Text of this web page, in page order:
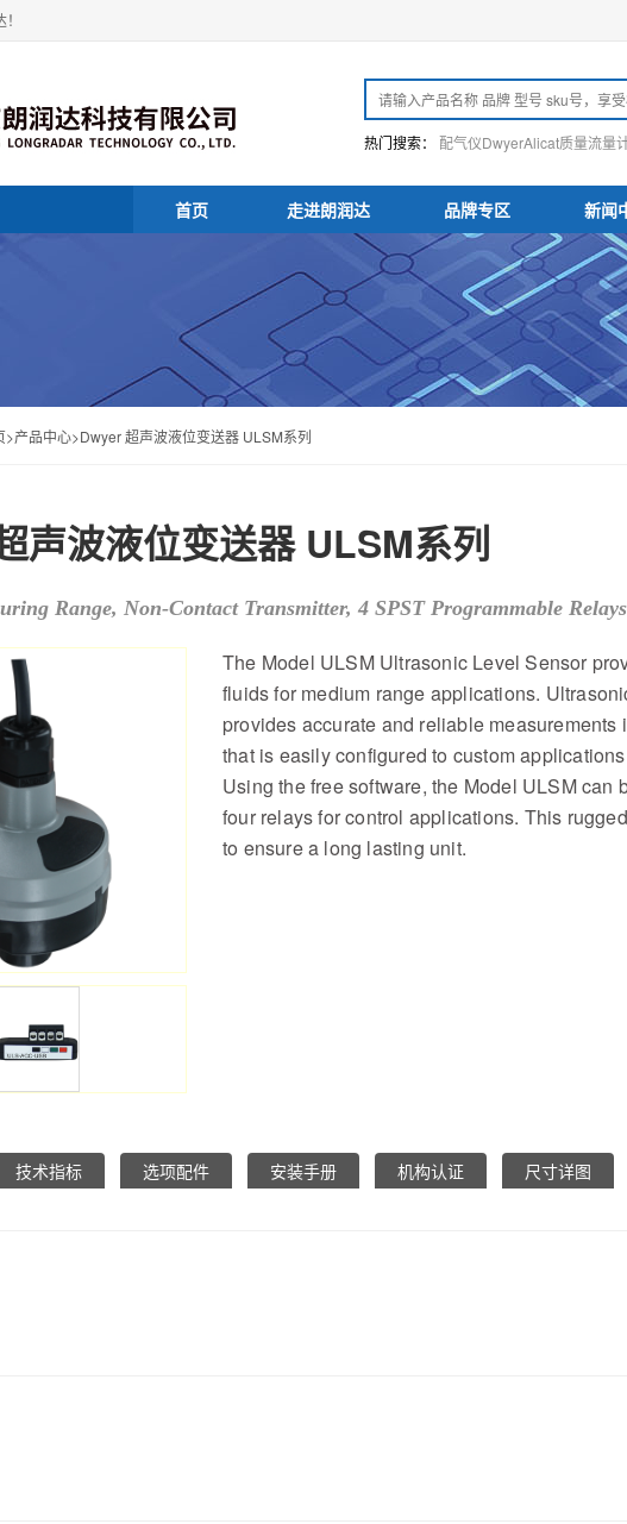
热门搜索： 配气仪DwyerAlicat质量流量
首页 走进朗润达 品牌专区 新闻
产品中心 Dwyer 超声波液位变送器 ULSM系列
声波液位变送器 ULSM系列
Range, Non-Contact Transmitter, 4 SPST Programmable Relays
The Model ULSM Ultrasonic Level Sensor
fluids for medium range applications.
provides accurate and reliable
that is easily configured to custom
Using the free software, the Model ULSM
four relays for control applications. This
to ensure a long lasting unit.
技术指标 选项配件 安装手册 机构认证 尺寸详图